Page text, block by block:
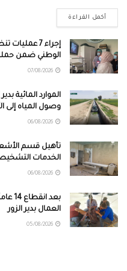
أكمل القراءة
إجراء 7
الوطني ضمن حملة
الموارد المائية
وصول المياه إلى
تأهيل قسم
الخدمات
بعد
العمال بدير الزور